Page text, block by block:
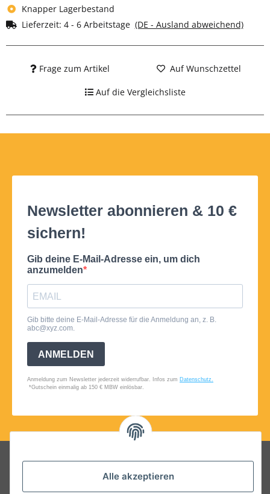
Alle akzeptieren
Knapper Lagerbestand
Lieferzeit: 4 - 6 Arbeitstage (DE - Ausland abweichend)
Frage zum Artikel Auf Wunschzettel
Auf die Vergleichsliste
Folgt uns auf Social Media